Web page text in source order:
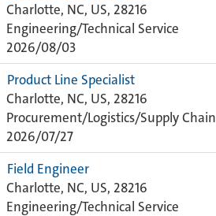
Charlotte, NC, US, 28216
Engineering/Technical Service
2026/08/03
Product Line Specialist
Charlotte, NC, US, 28216
Procurement/Logistics/Supply Chain
2026/07/27
Field Engineer
Charlotte, NC, US, 28216
Engineering/Technical Service